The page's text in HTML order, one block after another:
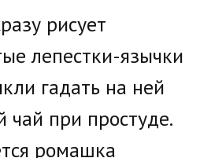
рисует
лепестки-язычки
гадать на ней
при простуде.
ромашка